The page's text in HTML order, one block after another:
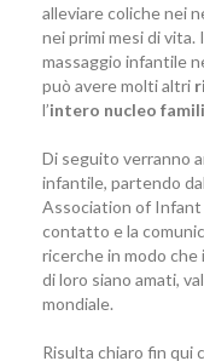
alleviare coliche nei
nei primi mesi di vita.
massaggio infantile
può avere molti altri
l’intero nucleo
Di seguito verranno
infantile, partendo
Association of Infant
contatto e la
ricerche in modo che
di loro siano amati,
mondiale.
Risulta chiaro fin qui